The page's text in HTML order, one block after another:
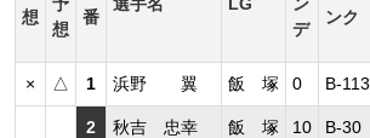
想
想
番
デ
ンク
× △ 1 浜野 翼 飯 塚 0 B-113
2 秋吉 忠幸 飯 塚 10 B-30